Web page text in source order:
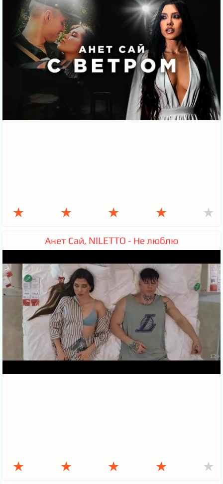
★ ★ ★ ★ ★
Анет Сай, NILETTO - Не люблю
★ ★ ★ ★ ★